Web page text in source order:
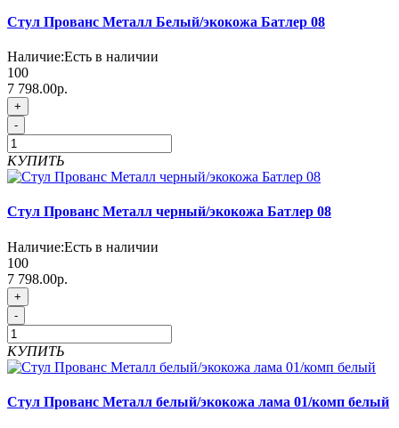
Стул Прованс Металл Белый/экокожа Батлер 08
Наличие:Есть в наличии
100
7 798.00р.
+
-
КУПИТЬ
Стул Прованс Металл черный/экокожа Батлер 08
Наличие:Есть в наличии
100
7 798.00р.
+
-
КУПИТЬ
Стул Прованс Металл белый/экокожа лама 01/комп белый